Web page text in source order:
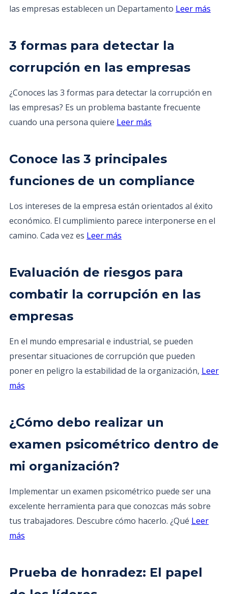
las empresas establecen un Departamento Leer más
3 formas para detectar la
corrupción en las empresas
¿Conoces las 3 formas para detectar la corrupción en
las empresas? Es un problema bastante frecuente
cuando una persona quiere Leer más
Conoce las 3 principales
funciones de un compliance
Los intereses de la empresa están orientados al éxito
económico. El cumplimiento parece interponerse en el
camino. Cada vez es Leer más
Evaluación de riesgos para
combatir la corrupción en las
empresas
En el mundo empresarial e industrial, se pueden
presentar situaciones de corrupción que pueden
poner en peligro la estabilidad de la organización, Leer
más
¿Cómo debo realizar un
examen psicométrico dentro de
mi organización?
Implementar un examen psicométrico puede ser una
excelente herramienta para que conozcas más sobre
tus trabajadores. Descubre cómo hacerlo. ¿Qué Leer
más
Prueba de honradez: El papel